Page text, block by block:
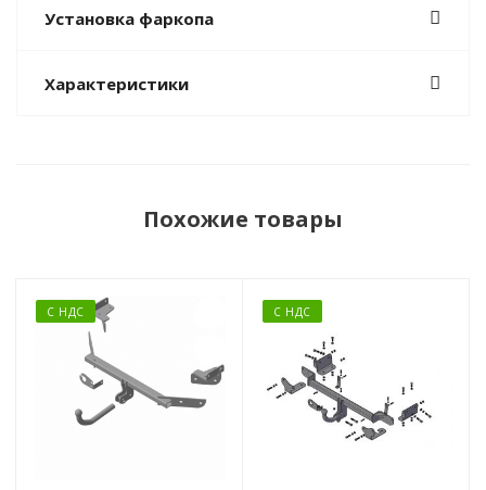
Установка фаркопа
Характеристики
Похожие товары
С НДС С НДС